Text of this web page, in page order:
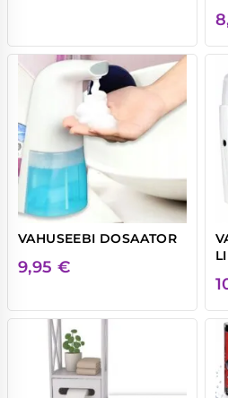
VAHUSEEBI DOSAATOR
9,95 €